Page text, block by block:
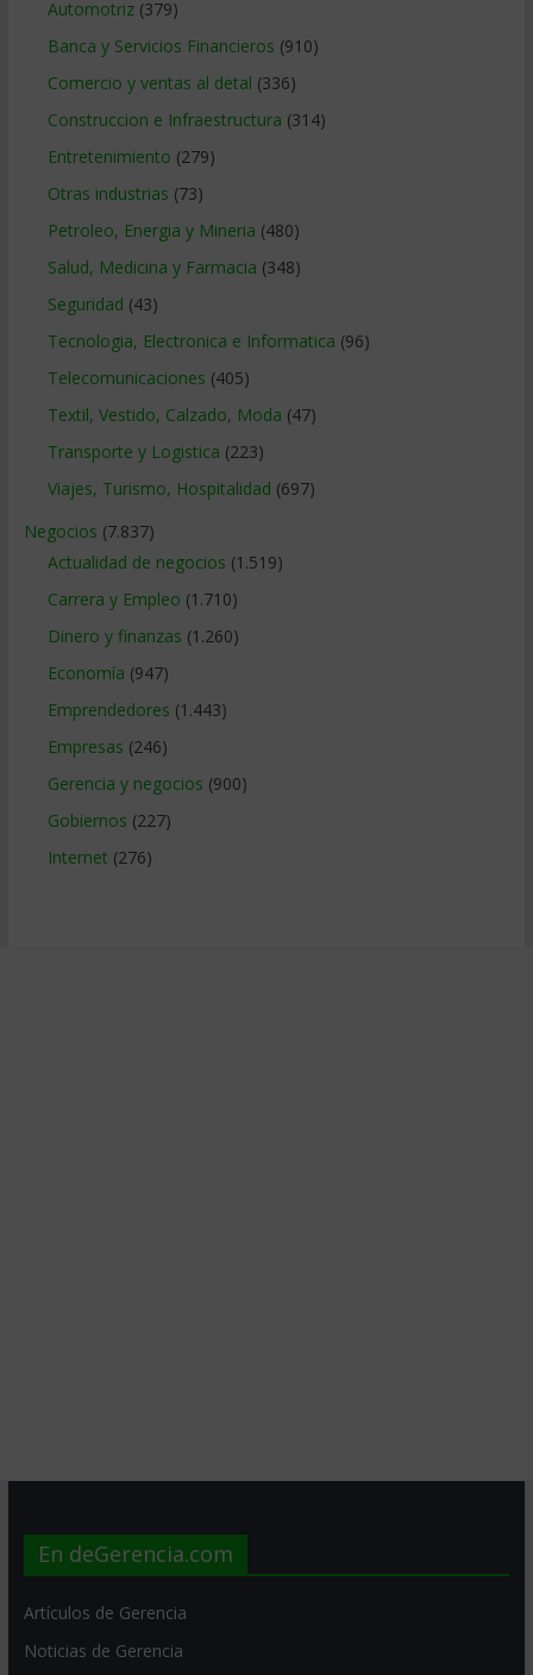
Automotriz(379)
Banca y Servicios Financieros (910)
Comercio y ventas al detal (336)
Construccion e Infraestructura (314)
Entretenimiento (279)
Otras industrias (73)
Petroleo, Energia y Mineria (480)
Salud, Medicina y Farmacia (348)
Seguridad (43)
Tecnologia, Electronica e Informatica (96)
Telecomunicaciones (405)
Textil, Vestido, Calzado, Moda (47)
Transporte y Logistica (223)
Viajes, Turismo, Hospitalidad (697)
Negocios (7.837)
Actualidad de negocios (1.519)
Carrera y Empleo (1.710)
Dinero y finanzas (1.260)
Economía (947)
Emprendedores (1.443)
Empresas (246)
Gerencia y negocios (900)
Gobiernos (227)
Internet (276)
En deGerencia.com
Artículos de Gerencia
Noticias de Gerencia